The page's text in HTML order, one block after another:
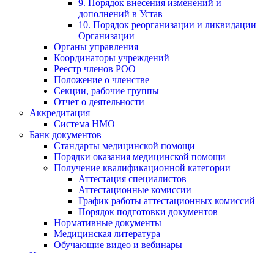
9. Порядок внесения изменений и
дополнений в Устав
10. Порядок реорганизации и ликвидации
Организации
Органы управления
Координаторы учреждений
Реестр членов РОО
Положение о членстве
Секции, рабочие группы
Отчет о деятельности
Аккредитация
Система НМО
Банк документов
Стандарты медицинской помощи
Порядки оказания медицинской помощи
Получение квалификационной категории
Аттестация специалистов
Аттестационные комиссии
График работы аттестационных комиссий
Порядок подготовки документов
Нормативные документы
Медицинская литература
Обучающие видео и вебинары